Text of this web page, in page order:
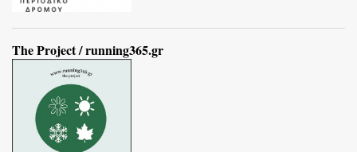
The Project / running365.gr